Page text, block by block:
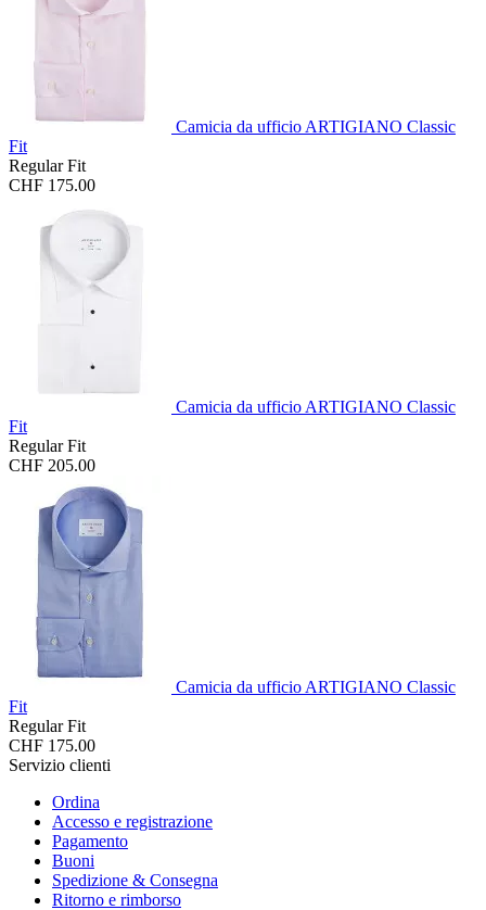
Camicia da ufficio ARTIGIANO Classic
Fit
Regular Fit
CHF 175.00
Camicia da ufficio ARTIGIANO Classic
Fit
Regular Fit
CHF 205.00
Camicia da ufficio ARTIGIANO Classic
Fit
Regular Fit
CHF 175.00
Servizio clienti
Ordina
Accesso e registrazione
Pagamento
Buoni
Spedizione & Consegna
Ritorno e rimborso